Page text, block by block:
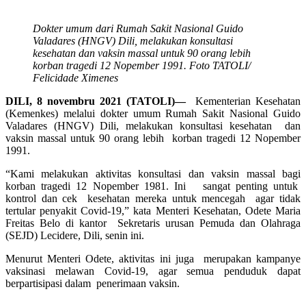
Dokter umum dari Rumah Sakit Nasional Guido
Valadares (HNGV) Dili, melakukan konsultasi
kesehatan dan vaksin massal untuk 90 orang lebih
korban tragedi 12 Nopember 1991. Foto TATOLI/
Felicidade Ximenes
DILI, 8 novembru 2021 (TATOLI)— Kementerian Kesehatan
(Kemenkes) melalui dokter umum Rumah Sakit Nasional Guido
Valadares (HNGV) Dili, melakukan konsultasi kesehatan dan
vaksin massal untuk 90 orang lebih korban tragedi 12 Nopember
1991.
“Kami melakukan aktivitas konsultasi dan vaksin massal bagi
korban tragedi 12 Nopember 1981. Ini sangat penting untuk
kontrol dan cek kesehatan mereka untuk mencegah agar tidak
tertular penyakit Covid-19,” kata Menteri Kesehatan, Odete Maria
Freitas Belo di kantor Sekretaris urusan Pemuda dan Olahraga
(SEJD) Lecidere, Dili, senin ini.
Menurut Menteri Odete, aktivitas ini juga merupakan kampanye
vaksinasi melawan Covid-19, agar semua penduduk dapat
berpartisipasi dalam penerimaan vaksin.